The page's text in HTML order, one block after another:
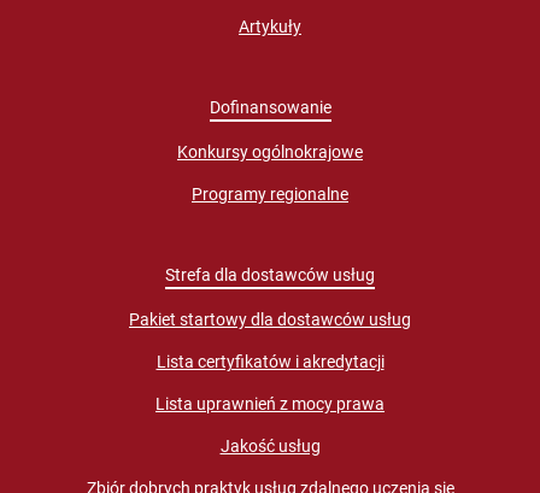
Artykuły
Dofinansowanie
Konkursy ogólnokrajowe
Programy regionalne
Strefa dla dostawców usług
Pakiet startowy dla dostawców usług
Lista certyfikatów i akredytacji
Lista uprawnień z mocy prawa
Jakość usług
Zbiór dobrych praktyk usług zdalnego uczenia się